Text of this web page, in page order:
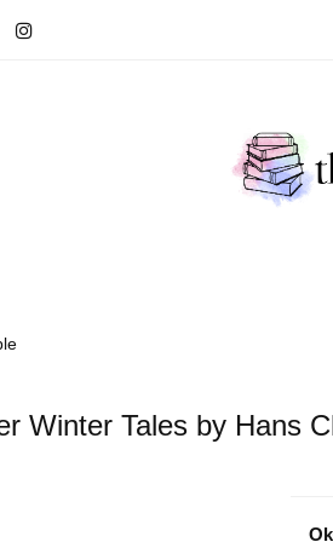
& Noble
Winter Tales by Hans